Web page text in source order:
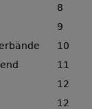
8
9
10
11
12
12